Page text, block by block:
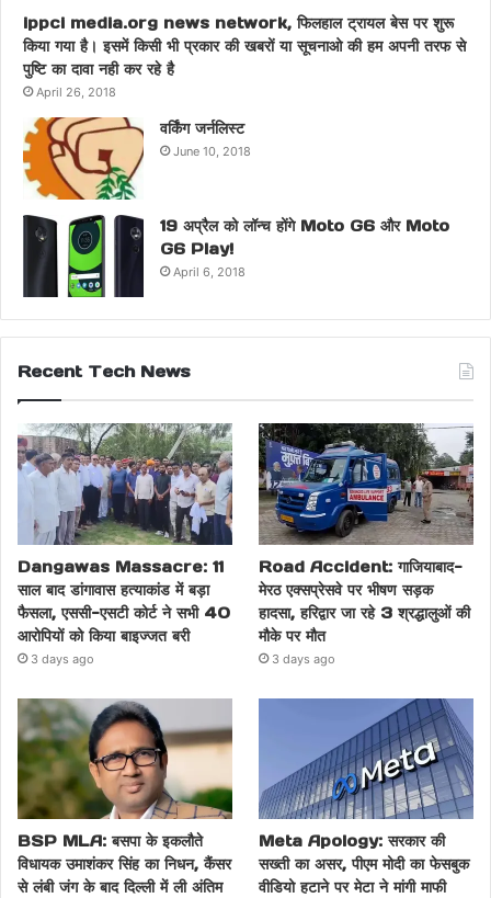
ippci media.org news network, फिलहाल ट्रायल बेस पर शुरू
किया गया है। इसमें किसी भी प्रकार की खबरों या सूचनाओ की हम अपनी तरफ से
पुष्टि का दावा नही कर रहे है
April 26, 2018
वर्किंग जर्नलिस्ट
June 10, 2018
19 अप्रैल को लॉन्च होंगे Moto G6 और Moto
G6 Play!
April 6, 2018
Recent Tech News
Dangawas Massacre: 11
साल बाद डांगावास हत्याकांड में बड़ा
फैसला, एससी-एसटी कोर्ट ने सभी 40
आरोपियों को किया बाइज्जत बरी
3 days ago
Road Accident: गाजियाबाद-
मेरठ एक्सप्रेसवे पर भीषण सड़क
हादसा, हरिद्वार जा रहे 3 श्रद्धालुओं की
मौके पर मौत
3 days ago
BSP MLA: बसपा के इकलौते
विधायक उमाशंकर सिंह का निधन, कैंसर
से लंबी जंग के बाद दिल्ली में ली अंतिम
Meta Apology: सरकार की
सख्ती का असर, पीएम मोदी का फेसबुक
वीडियो हटाने पर मेटा ने मांगी माफी